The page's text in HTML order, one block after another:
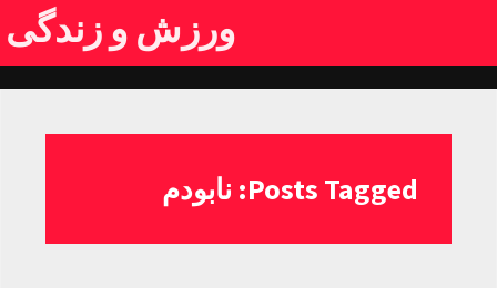
ورزش و زندگی
Posts Tagged: نابودم